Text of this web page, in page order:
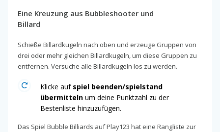
Eine Kreuzung aus Bubbleshooter und
Billard
Schieße Billardkugeln nach oben und erzeuge Gruppen von
drei oder mehr gleichen Billardkugeln, um diese Gruppen zu
entfernen. Versuche alle Billardkugeln los zu werden.
Klicke auf spiel beenden/spielstand
übermitteln um deine Punktzahl zu der
Bestenliste hinzuzufügen.
Das Spiel Bubble Billiards auf Play123 hat eine Rangliste zur